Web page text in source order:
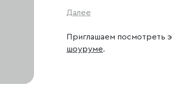
надежно защищает
повреждений.
Далее
Приглашаем посмотреть
шоуруме.